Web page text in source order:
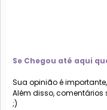
Se Chegou até aqui
Sua opinião é
Além disso,
;)